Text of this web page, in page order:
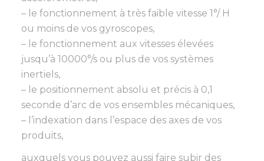
– le fonctionnement à très faible vitesse 1°/ H
ou moins de vos gyroscopes,
– le fonctionnement aux vitesses élevées
jusqu’à 10000°/s ou plus de vos systèmes
inertiels,
– le positionnement absolu et précis à 0,1
seconde d’arc de vos ensembles mécaniques,
– l’indexation dans l’espace des axes de vos
produits,
auxquels vous pouvez aussi faire subir des